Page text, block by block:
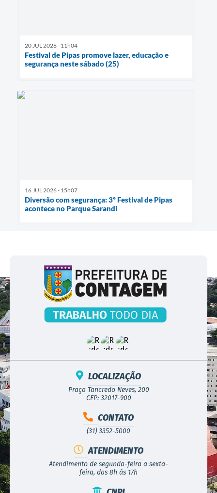
20 JUL 2026 - 11h04
Festival de Pipas promove lazer, educação e
segurança neste sábado (25)
16 JUL 2026 - 15h07
Diversão com segurança: 3º Festival de Pipas
acontece no Parque Sarandi
LOCALIZAÇÃO
Praça Tancredo Neves, 200
CEP: 32017-900
CONTATO
(31) 3352-5000
ATENDIMENTO
Atendimento de segunda-feira a sexta-
feira, das 8h às 17h